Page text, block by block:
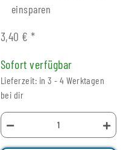
einsparen
3,40 €*
Sofort verfügbar
Lieferzeit: in 3 - 4 Werktagen
bei dir